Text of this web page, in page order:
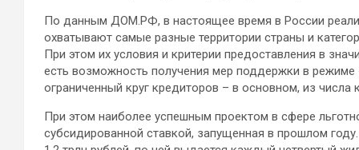
По данным ДОМ.РФ, в настоящее время в России
охватывают самые разные территории страны и
При этом их условия и критерии предоставления в
есть возможность получения мер поддержки в режиме
ограниченный круг кредиторов – в основном, из числа
При этом наиболее успешным проектом в сфере
субсидированной ставкой, запущенная в прошлом